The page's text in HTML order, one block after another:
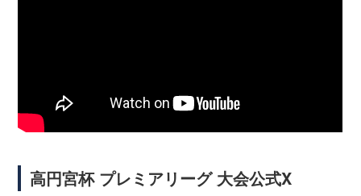
高円宮杯 プレミアリーグ 大会公式X